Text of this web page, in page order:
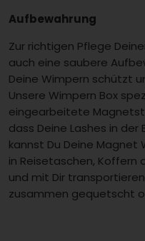
Aufbewahrung
Zur richtigen Pflege
auch eine saubere
Deine Wimpern schützt
Unsere Wimpern Box
eingearbeitete
dass Deine Lashes in
kannst Du Deine
in Reisetaschen,
und mit Dir
zusammen gequetscht